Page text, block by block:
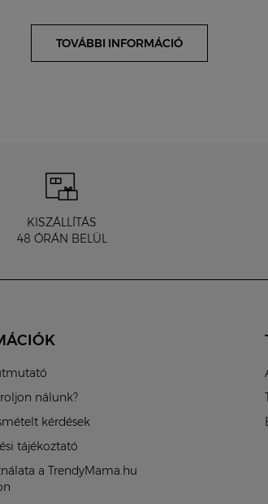
TOVÁBBI INFORMÁCIÓ
KISZÁLLÍTÁS
48 ÓRÁN BELÜL
nálunk?
kérdések
tájékoztató
a TrendyMama.hu